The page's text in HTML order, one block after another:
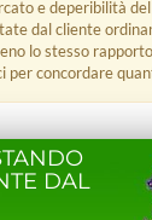
e deperibilità
dal cliente
lo stesso
per concordare
DAL